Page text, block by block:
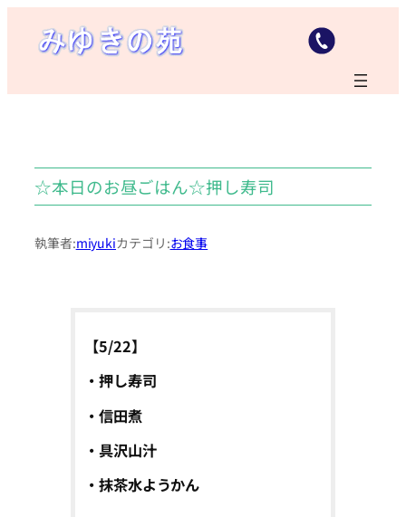
キ
☆本日のお昼ごはん☆押し寿司
執筆者:miyukiカテゴリ:お食事
【5/22】
・押し寿司
・信田煮
・具沢山汁
・抹茶水ようかん